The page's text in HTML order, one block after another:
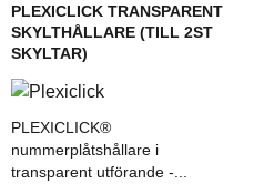
PLEXICLICK TRANSPARENT
SKYLTHÅLLARE (TILL 2ST
SKYLTAR)
PLEXICLICK®
nummerplåtshållare i
transparent utförande -...